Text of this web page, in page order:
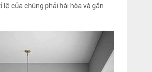
của chúng phải hài hòa và gắn